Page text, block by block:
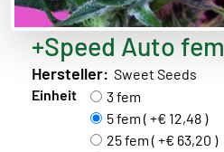
+Speed Auto fem
Hersteller: Sweet Seeds
Einheit
3 fem
5 fem ( +€ 12,48 )
25 fem ( +€ 63,20 )